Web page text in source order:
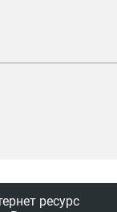
ресурс